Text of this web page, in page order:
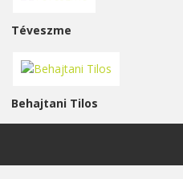
Téveszme
Behajtani Tilos